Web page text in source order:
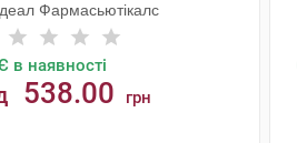
Фармасьютікалс
в наявності
538.00 грн